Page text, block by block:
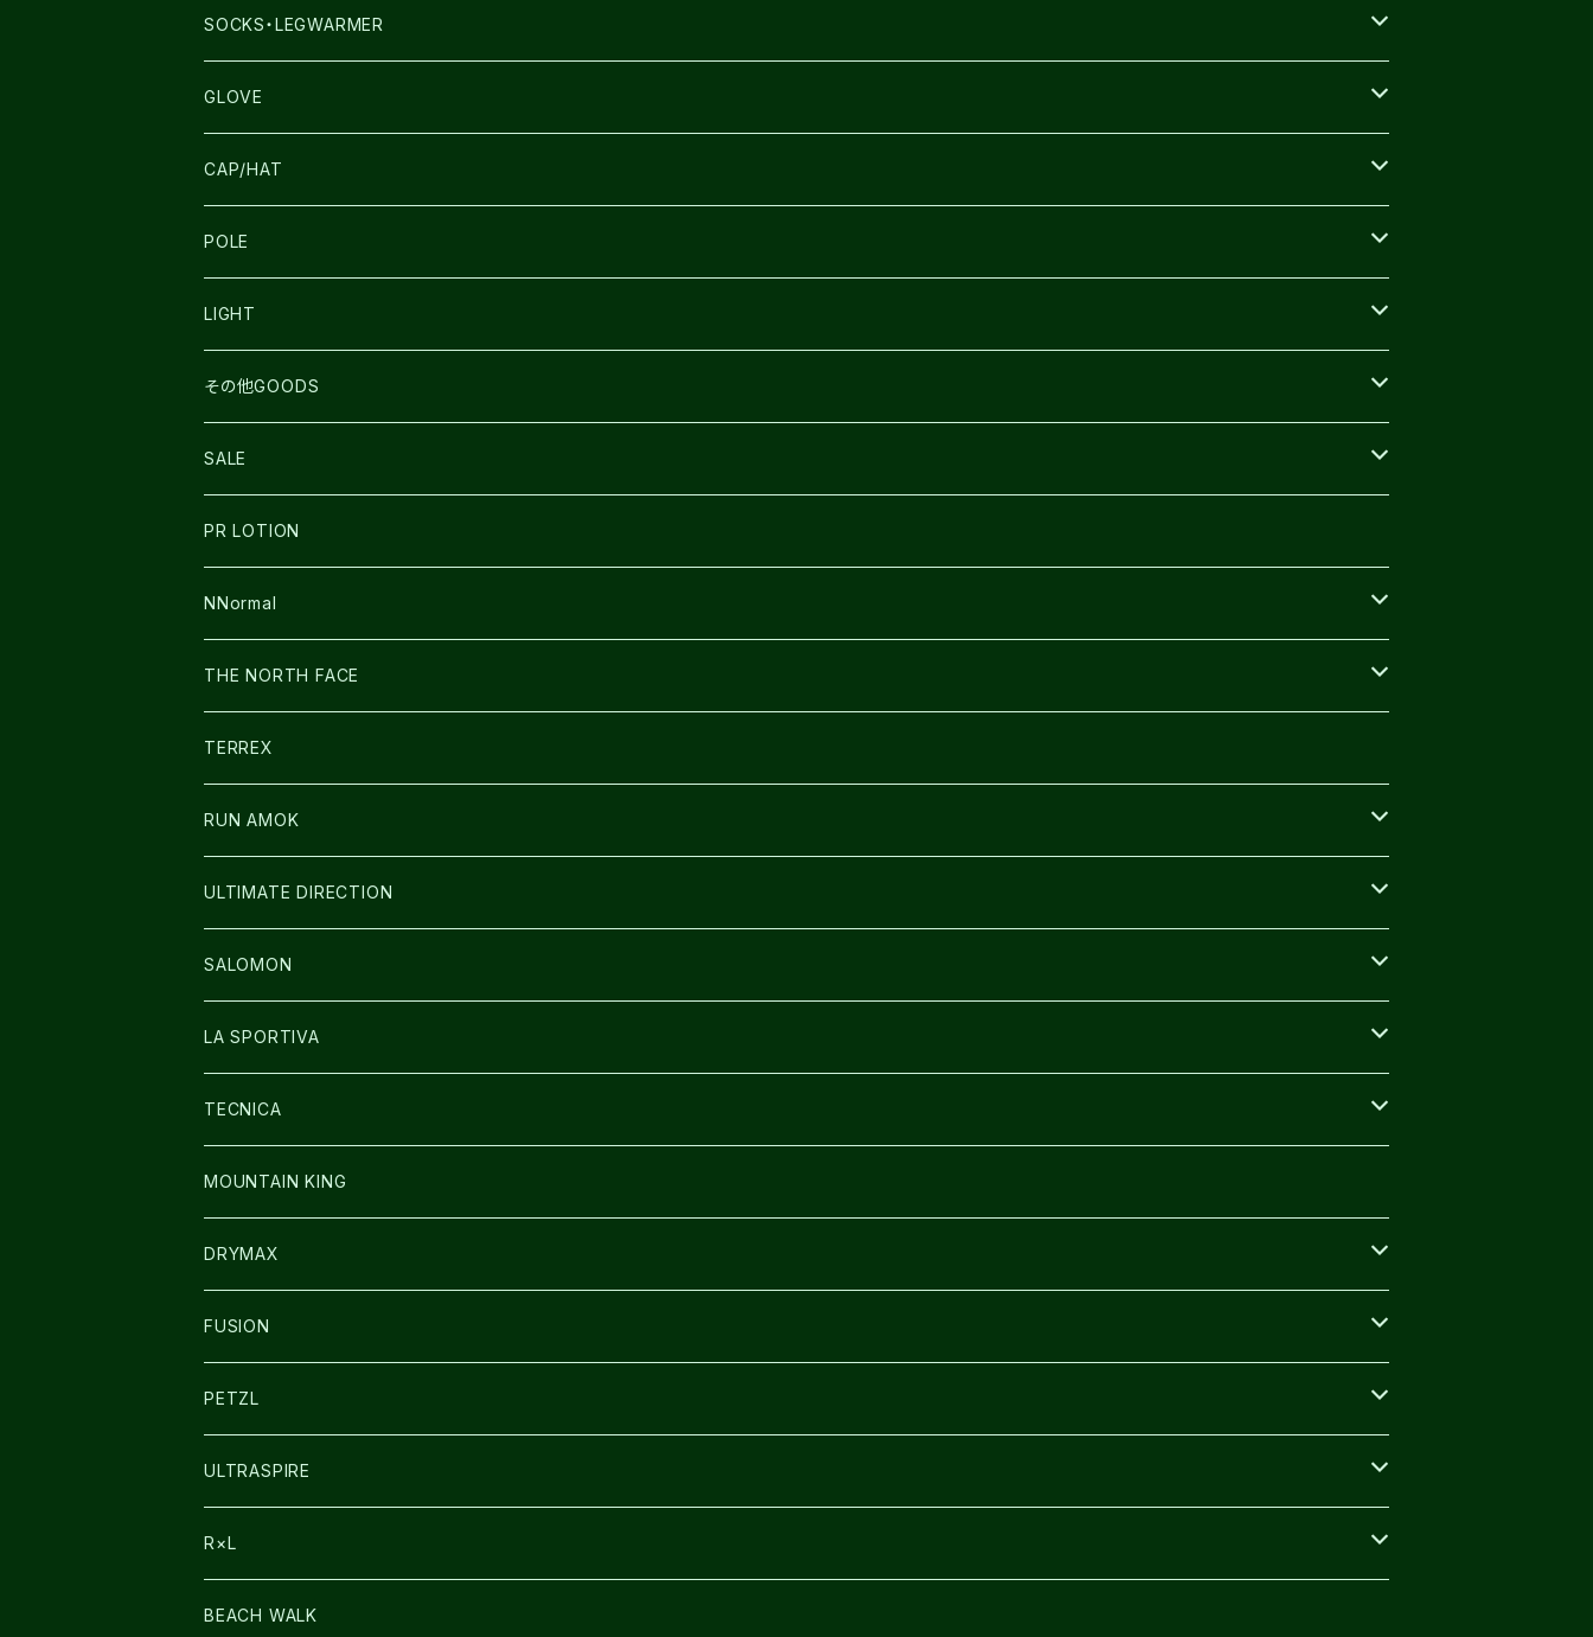
THE NORTH FACE
SALOMON
LA SPORTIVA
TECNICA
TOPO
BEACH WALK
SALOMON
ULTIMATE DIRECTION
NNormal
COMPRESSPORT
ULTRASPIRE
SALOMON
LA SPORTIVA
RUN AMOK
NNormal
SOCKS・LEGWARMER
DRYMAX
ULTIMATE DIRECTIN
R×L
GLOVE
SALOMON
ULTIMATE DIRECTION
R×L
UNWASTED
THE NORTH FACE
CAP/HAT
LA SPORTIVA
COMPRESSPORT
RUN AMOK
NNormal
POLE
MOUNTAIN KING
LIGHT
PETZL
ULTRASPIRE
BOOKMAN
その他GOODS
SNOWFOOT
PR LOTION
FUSION
ULTIMATE DIRECTION
CARL HOERECKE
ICE TRUST
SALE
SHOES
BAG
WEAR
その他GOODS
PR LOTION
NNormal
SHOES
WEAR
CAP/HAT
BAG
THE NORTH FACE
SHOES
WEAR
BAG
GLOVE
TERREX
RUN AMOK
WEAR
CAP/HAT
ULTIMATE DIRECTION
BAG
GLOVE
SOCKS
その他GOODS
SALOMON
SHOES
BAG
WEAR
GLOVE
LA SPORTIVA
SHOES
WEAR
CAP/HAT
TECNICA
SHOES
MOUNTAIN KING
DRYMAX
SOCKS
FUSION
その他GOODS
PETZL
HEADLAMP
ULTRASPIRE
BAG
LIGHT
R×L
SOCKS・LEGWARMER
BEACH WALK